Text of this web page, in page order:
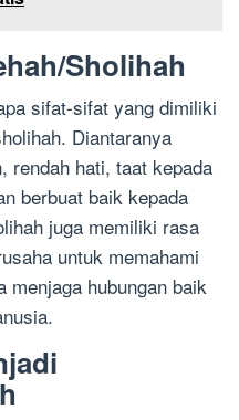
Sholihah
sifat-sifat yang dimiliki
Diantaranya
rendah hati, taat kepada
berbuat baik kepada
juga memiliki rasa
untuk memahami
menjaga hubungan baik